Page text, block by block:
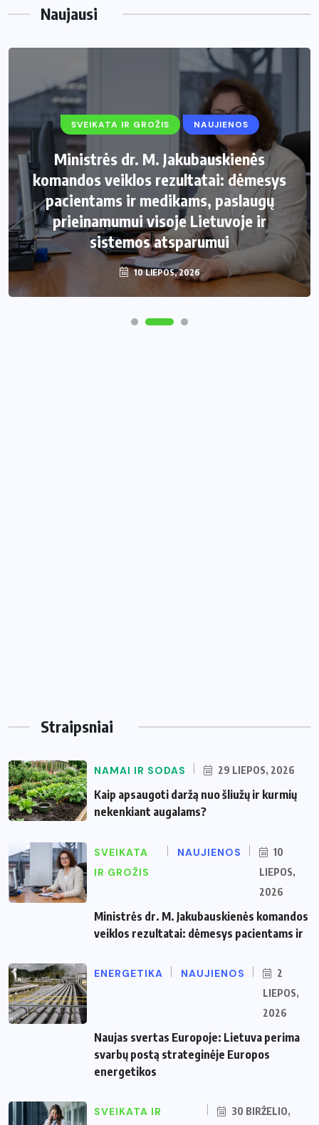
Naujausi
SVEIKATA IR GROŽIS NAUJIENOS
Ministrės dr. M. Jakubauskienės
komandos veiklos rezultatai: dėmesys
pacientams ir medikams, paslaugų
prieinamumui visoje Lietuvoje ir
sistemos atsparumui
10 LIEPOS, 2026
Straipsniai
NAMAI IR SODAS 29 LIEPOS, 2026
Kaip apsaugoti daržą nuo šliužų ir kurmių
nekenkiant augalams?
SVEIKATA
IR GROŽIS
NAUJIENOS
10
LIEPOS,
2026
Ministrės dr. M. Jakubauskienės komandos
veiklos rezultatai: dėmesys pacientams ir
ENERGETIKA NAUJIENOS
2
LIEPOS,
2026
Naujas svertas Europoje: Lietuva perima
svarbų postą strateginėje Europos
energetikos
SVEIKATA IR 30 BIRŽELIO,